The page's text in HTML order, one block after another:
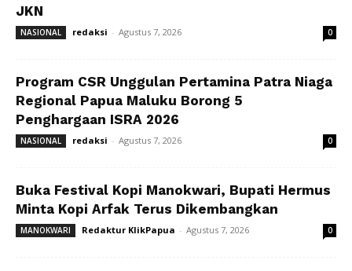
JKN
NASIONAL redaksi - Agustus 7, 2026 0
Program CSR Unggulan Pertamina Patra Niaga
Regional Papua Maluku Borong 5
Penghargaan ISRA 2026
NASIONAL redaksi - Agustus 7, 2026 0
Buka Festival Kopi Manokwari, Bupati Hermus
Minta Kopi Arfak Terus Dikembangkan
MANOKWARI Redaktur KlikPapua - Agustus 7, 2026 0